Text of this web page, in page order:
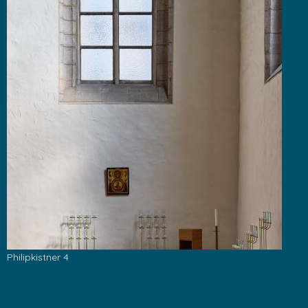
Philipkistner 4